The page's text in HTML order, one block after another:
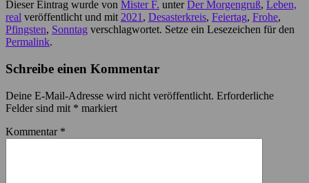
Dieser Eintrag wurde von Mister F. unterDer Morgengruß, Leben,
real veröffentlicht und mit 2021 , Desasterkreis, Feiertag, Frohe,
Pfingsten, Sonntag verschlagwortet. Setze ein Lesezeichen für den
Permalink.
Schreibe einen Kommentar
Deine E-Mail-Adresse wird nicht veröffentlicht. Erforderliche
Felder sind mit * markiert
Kommentar *